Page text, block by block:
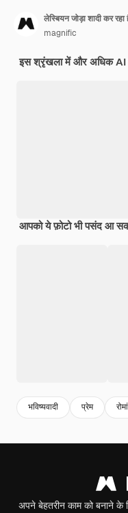
लेस्बियन जोड़ा शादी कर रहा
magnific
इस श्रृंखला में और अधिक AI
आपको ये फ़ोटो भी पसंद आ
भविष्यवादी प्रेम
अपने बेहतरीन काम को बनाने के